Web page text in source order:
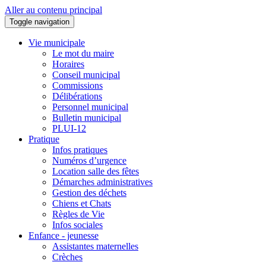
Aller au contenu principal
Toggle navigation
Vie municipale
Le mot du maire
Horaires
Conseil municipal
Commissions
Délibérations
Personnel municipal
Bulletin municipal
PLUI-12
Pratique
Infos pratiques
Numéros d’urgence
Location salle des fêtes
Démarches administratives
Gestion des déchets
Chiens et Chats
Règles de Vie
Infos sociales
Enfance - jeunesse
Assistantes maternelles
Crèches